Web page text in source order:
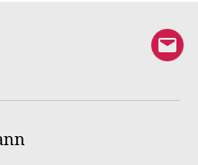
E-
an